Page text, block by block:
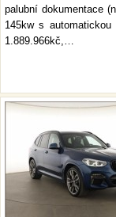
palubní dokumentace
145kw s
1.889.966kč,…